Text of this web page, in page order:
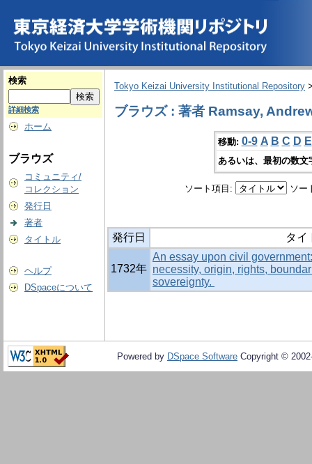
検索
詳細検索
ホーム
ブラウズ
コミュニティ/
コレクション
発行日
著者
タイトル
ヘルプ
DSpaceについて
Tokyo Keizai University Institutional Repository
ブラウズ : 著者 Ramsay,
移動: 0-9 A B C D E
あるいは、最初の数
ソート項目: ソー
発行日 タイ
1732年
An essay upon civil
necessity, origin, rights,
sovereignty.
Powered by DSpace Software Copyright ©